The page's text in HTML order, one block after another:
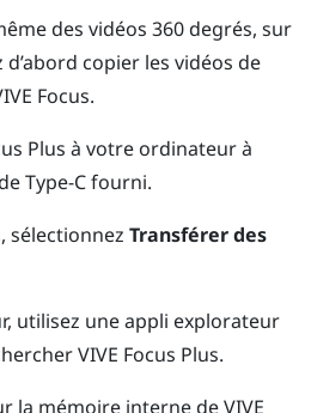
des vidéos 360 degrés, sur
d’abord copier les vidéos de
Focus.
Plus à votre ordinateur à
Type-Cfourni.
, sélectionnez Transférer des
utilisez une appli explorateur
VIVE Focus Plus.
la mémoire interne deVIVE